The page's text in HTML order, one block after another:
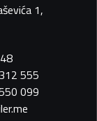
1,
555
099